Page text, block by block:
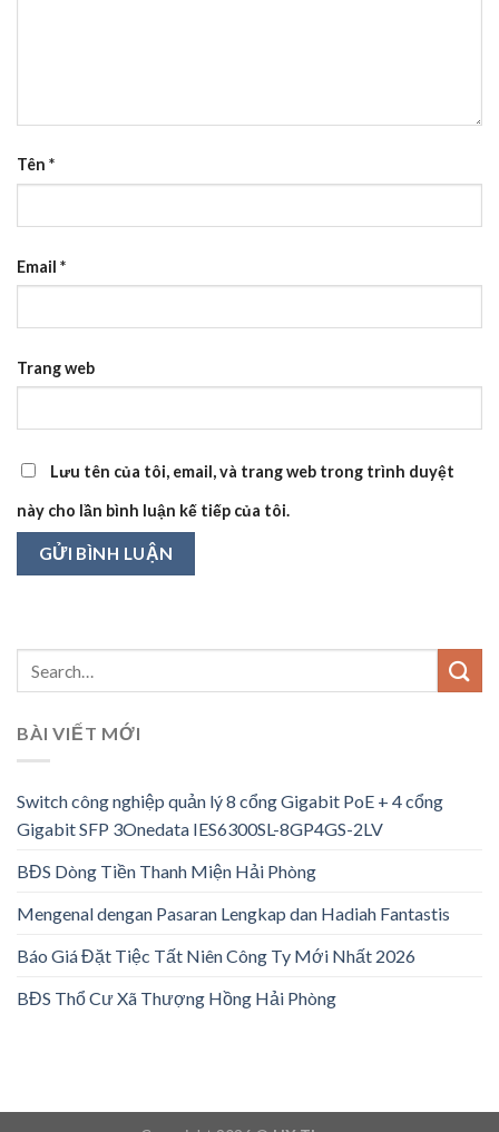
Tên *
Email *
Trang web
Lưu tên của tôi, email, và trang web trong trình duyệt
này cho lần bình luận kế tiếp của tôi.
BÀI VIẾT MỚI
Switch công nghiệp quản lý 8 cổng Gigabit PoE + 4 cổng
Gigabit SFP 3Onedata IES6300SL-8GP4GS-2LV
BĐS Dòng Tiền Thanh Miện Hải Phòng
Mengenal dengan Pasaran Lengkap dan Hadiah Fantastis
Báo Giá Đặt Tiệc Tất Niên Công Ty Mới Nhất 2026
BĐS Thổ Cư Xã Thượng Hồng Hải Phòng